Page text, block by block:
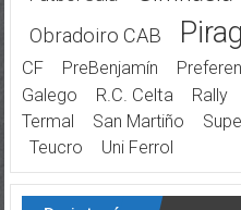
Obradoiro CAB
CF
PreBenjamín
Galego
R.C. Celta Rally
Termal
San Martiño
Teucro
Uni Ferrol